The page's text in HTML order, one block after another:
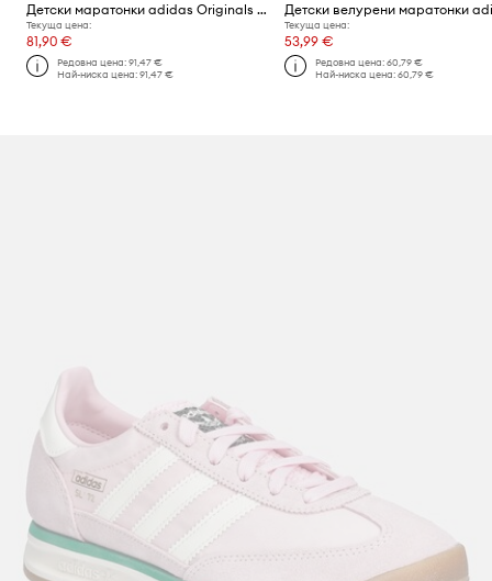
Детски маратонки adidas Originals HANDBALL SPEZIAL
Текуща цена:
81,90 €
Редовна цена:91,47 €
Най-ниска цена:91,47 €
Текуща цена:
53,99 €
Редовна цена: 60,79 €
Най-ниска цена: 60,79 €